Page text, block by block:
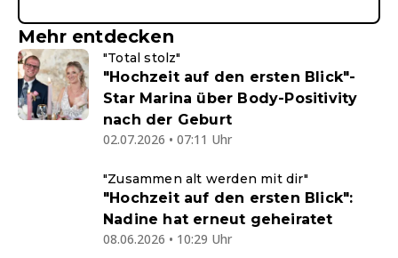
Mehr entdecken
"Total stolz"
"Hochzeit auf den ersten Blick"-
Star Marina über Body-Positivity
nach der Geburt
02.07.2026 • 07:11 Uhr
"Zusammen alt werden mit dir"
"Hochzeit auf den ersten Blick":
Nadine hat erneut geheiratet
08.06.2026 • 10:29 Uhr